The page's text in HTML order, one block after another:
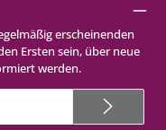
erscheinenden
Ersten sein, über neue
werden.